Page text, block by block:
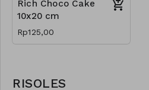
Rich Choco Cake
10x20 cm
Rp125,00
RISOLES